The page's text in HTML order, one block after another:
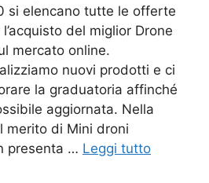
si elencano tutte le offerte
del miglior Drone
mercato online.
nuovi prodotti e ci
la graduatoria affinché
aggiornata. Nella
merito di Mini droni
presenta … Leggi tutto